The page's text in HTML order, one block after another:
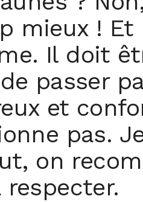
mieux !
Il doit
passer
et
pas.
on
respecter.